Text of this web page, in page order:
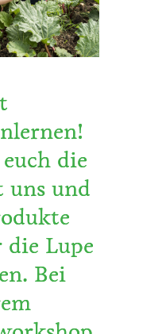
die
uns und
die Lupe
Bei